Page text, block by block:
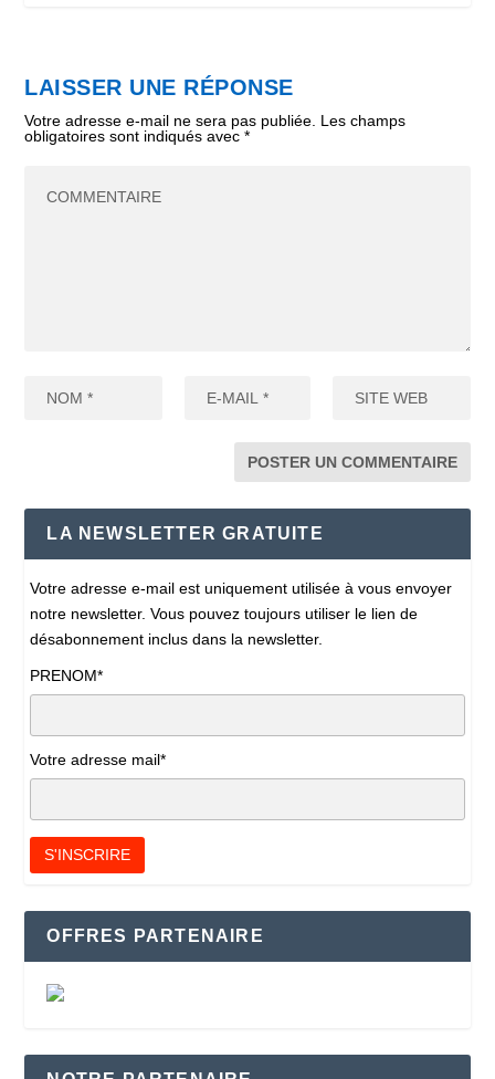
LAISSER UNE RÉPONSE
Votre adresse e-mail ne sera pas publiée. Les champs
obligatoires sont indiqués avec*
LA NEWSLETTER GRATUITE
Votre adresse e-mail est uniquement utilisée à vous envoyer
notre newsletter. Vous pouvez toujours utiliser le lien de
désabonnement inclus dans la newsletter.
PRENOM*
Votre adresse mail*
OFFRES PARTENAIRE